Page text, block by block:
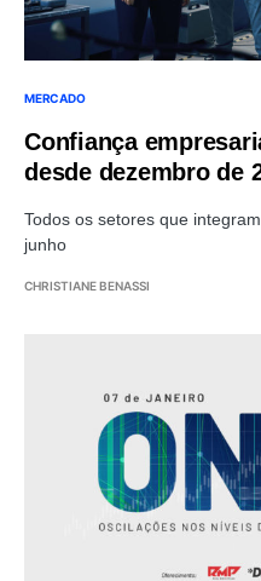
MERCADO
Confiança
desde dezembro de
Todos os setores que
junho
CHRISTIANE BENASSI